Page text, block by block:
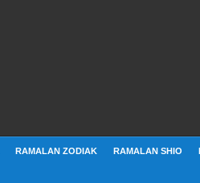
RAMALAN ZODIAK RAMALAN SHIO